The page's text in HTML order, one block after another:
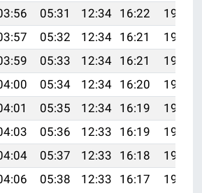
05:31 12:34 16:22
19:28
05:32 12:34 16:21
19:26
05:33 12:34 16:21
19:25
05:34 12:34 16:20
19:23
05:35 12:34 16:19
19:22
05:36 12:33 16:19
19:20
05:37 12:33 16:18
19:19
05:38 12:33 16:17 19:17